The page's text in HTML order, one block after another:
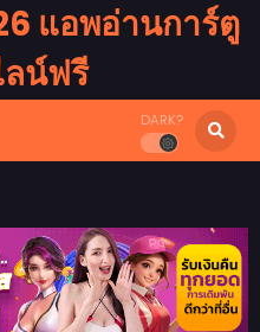
แอพอ่านการ์ตู
น์ฟรี
DARK?